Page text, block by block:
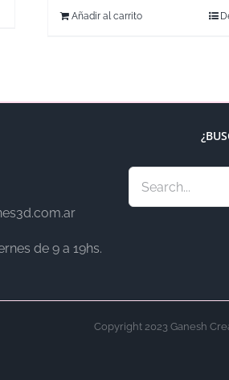
Añadir al carrito
de 9 a 19hs.
Copyright 2023 Ganesh